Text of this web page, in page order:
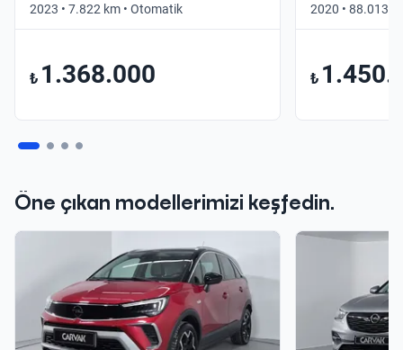
2023 • 7.822 km • Otomatik
₺ 1.368.000
2020 • 88.013
₺
Öne çıkan modellerimizi keşfedin.